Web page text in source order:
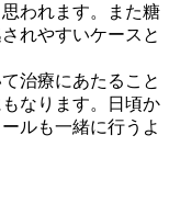
われます。また糖
れやすいケースと
治療にあたること
なります。日頃か
ルも一緒に行うよ